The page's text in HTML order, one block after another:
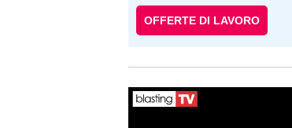
OFFERTE DI LAVORO